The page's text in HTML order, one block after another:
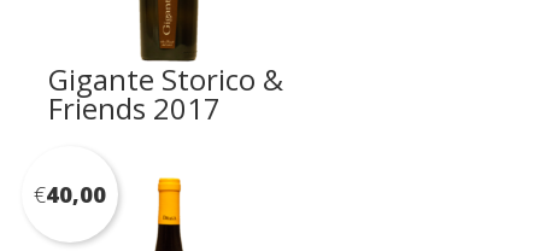
Gigante Storico &
Friends 2017
€40,00